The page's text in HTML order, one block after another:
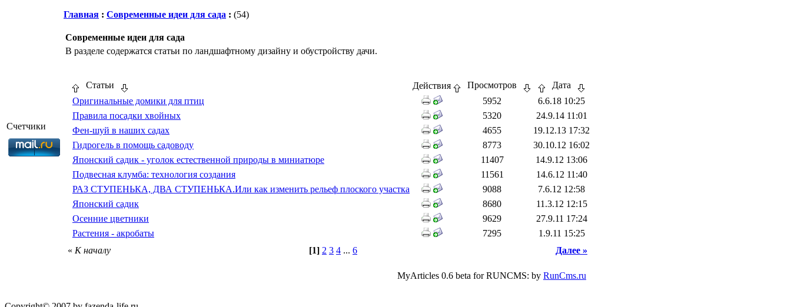
Счетчики
Главная : Современные идеи для сада : (54)
Современные идеи для сада
В разделе содержатся статьи по ландшафтному дизайну и обустройству дачи.
Статьи Действия Просмотров
Дата
Оригинальные домики для птиц
5952
6.6.18 10:25
Правила посадки хвойных
5320
24.9.14 11:01
Фен-шуй в наших садах
4655
19.12.13 17:32
Гидрогель в помощь садоводу
8773
30.10.12 16:02
Японский садик - уголок естественной природы в миниатюре
11407
14.9.12 13:06
Подвесная клумба: технология создания
11561
14.6.12 11:40
РАЗ СТУПЕНЬКА, ДВА СТУПЕНЬКА.Или как изменить рельеф плоского участка
9088
7.6.12 12:58
Японский садик
8680
11.3.12 12:15
Осенние цветники
9629
27.9.11 17:24
Растения - акробаты
7295
1.9.11 15:25
« К началу [1] 2 3 4 ... 6 Далее »
MyArticles 0.6 beta for RUNCMS: by RunCms.ru